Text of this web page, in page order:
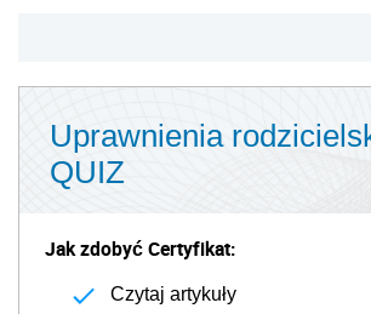
Uprawnienia
QUIZ
Jak zdobyć Certyfikat:
Czytaj artykuły